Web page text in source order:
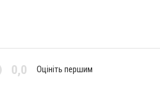
0,0 Оцініть першим